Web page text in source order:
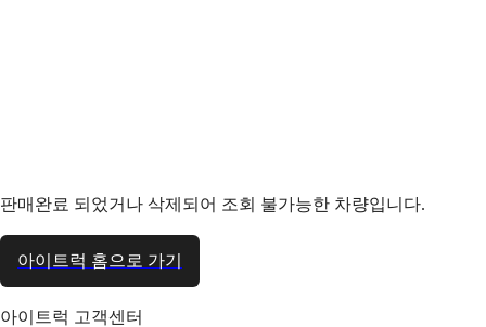
판매완료 되었거나 삭제되어 조회 불가능한 차량입니다.
아이트럭 홈으로 가기
아이트럭 고객센터